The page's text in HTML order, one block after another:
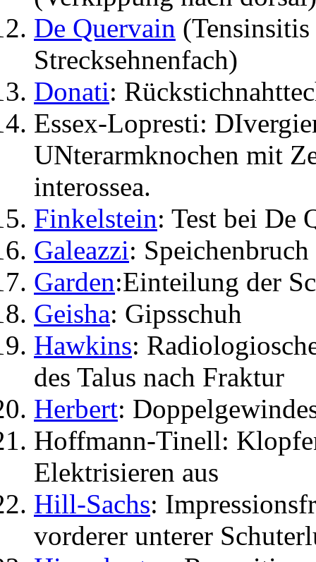
De Quervain
Strecksehnenfach)
Donati:
Essex-Lopresti:
UNterarmknochen mit
interossea.
Finkelstein: Test bei De
Galeazzi:
Garden:Einteilung der
Geisha: Gipsschuh
Hawkins:
des Talus nach Fraktur
Herbert:
Hoffmann-Tinell:
Elektrisieren aus
Hill-Sachs:
vorderer unterer